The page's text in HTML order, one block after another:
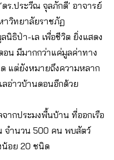
ร.ประวีณ จุลภักดี’ อาจารย์
วิทยาลัยราชภัฏ
นิธิป่า-เล เพื่อชีวิต ยิ่งแสดง
น มีมากกว่าแค่มูลค่าทาง
แต่ยังหมายถึงความหลาก
อ่าวบ้านดอนอีกด้วย
ากประมงพื้นบ้าน ที่ออกเรือ
จำนวน 500 คน พบสัตว์
น้อย 20 ชนิด